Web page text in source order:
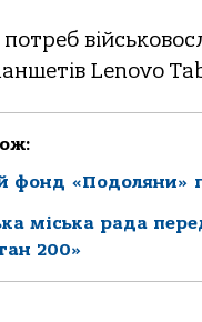
Lenovo
фонд «Подоляни»
міська рада
200»